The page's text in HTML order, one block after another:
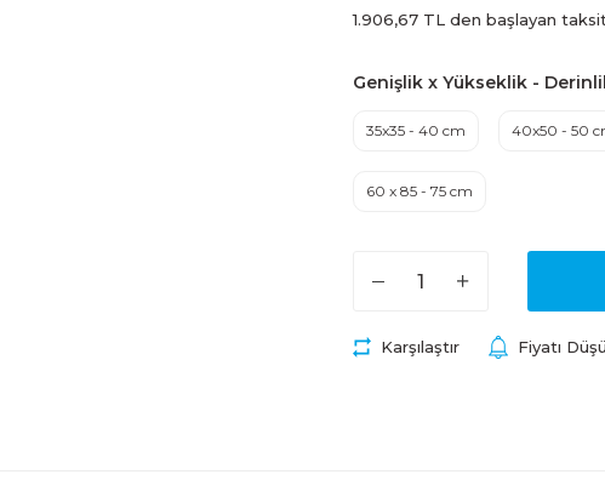
1.906,67 TL den başlayan
Genişlik x Yükseklik -
35x35 - 40 cm 40x50 - 50
60 x 85 - 75 cm
Karşılaştır Fiyatı